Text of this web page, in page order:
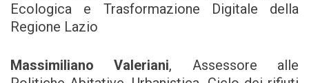
Ecologica e Trasformazione Digitale della
Regione Lazio
Massimiliano Valeriani, Assessore alle